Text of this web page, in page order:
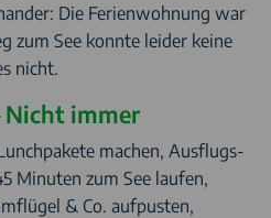
Die Ferienwohnung war
zum See konnte leider keine
nicht.
Nicht immer
machen, Ausflugs-
Minuten zum See laufen,
& Co. aufpusten,